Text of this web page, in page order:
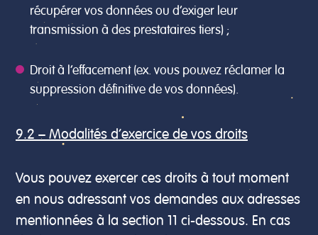
récupérer vos données ou d’exiger leur
transmission à des prestataires tiers) ;
Droit à l’effacement (ex. vous pouvez réclamer la
suppression définitive de vos données).
9.2 – Modalités d’exercice de vos droits
Vous pouvez exercer ces droits à tout moment
en nous adressant vos demandes aux adresses
mentionnées à la section 11 ci-dessous. En cas